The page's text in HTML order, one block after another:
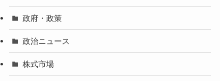
政府・政策
政治ニュース
株式市場